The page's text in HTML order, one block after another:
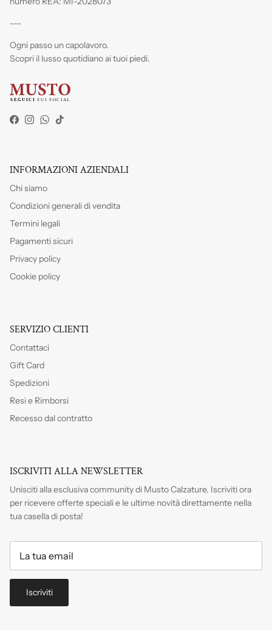
---
Ogni passo un capolavoro.
Scopri il lusso quotidiano ai tuoi piedi.
Facebook
Instagram
WhatsApp
TikTok
INFORMAZIONI AZIENDALI
Chi siamo
Condizioni generali di vendita
Termini legali
Pagamenti sicuri
Privacy policy
Cookie policy
SERVIZIO CLIENTI
Contattaci
Gift Card
Spedizioni
Resi e Rimborsi
Recesso dal contratto
ISCRIVITI ALLA NEWSLETTER
Unisciti alla esclusiva community di Musto Calzature. Iscrivitiora
per ricevere offerte speciali e le ultime novità direttamente nella
tua casella di posta!
Iscriviti